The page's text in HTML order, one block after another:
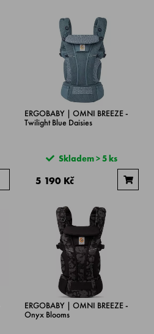
ERGOBABY | OMNI BREEZE -
Twilight Blue Daisies
Skladem > 5 ks
5 190 Kč
ERGOBABY | OMNI BREEZE -
Onyx Blooms